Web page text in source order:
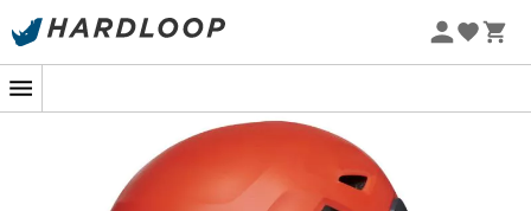
Letní akce 🔥 -5 % EXTRA při nákupu 2 produktů* s kódem